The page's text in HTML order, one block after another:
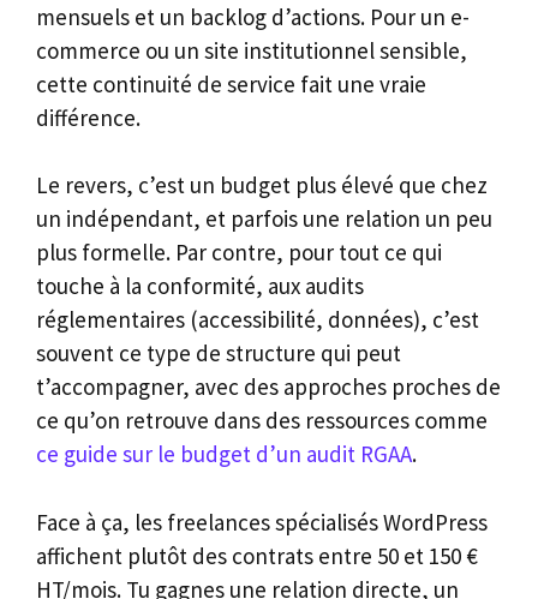
mensuels et un backlog d’actions. Pour un e-
commerce ou un site institutionnel sensible,
cette continuité de service fait une vraie
différence.
Le revers, c’est un budget plus élevé que chez
un indépendant, et parfois une relation un peu
plus formelle. Par contre, pour tout ce qui
touche à la conformité, aux audits
réglementaires (accessibilité, données), c’est
souvent ce type de structure qui peut
t’accompagner, avec des approches proches de
ce qu’on retrouve dans des ressources comme
ce guide sur le budget d’un audit RGAA.
Face à ça, les freelances spécialisés WordPress
affichent plutôt des contrats entre 50 et 150 €
HT/mois. Tu gagnes une relation directe, un